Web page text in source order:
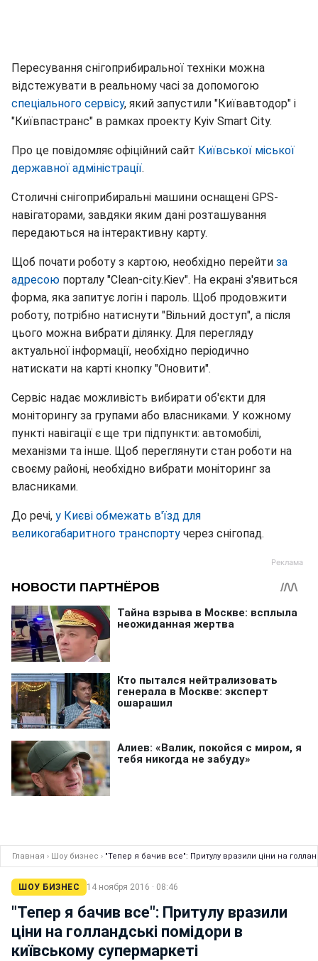
Пересування снігоприбиральної техніки можна
відстежувати в реальному часі за допомогою
спеціального сервісу, який запустили "Київавтодор" і
"Київпастранс" в рамках проекту Kyiv Smart City.
Про це повідомляє офіційний сайт Київської міської
державної адміністрації.
Столичні снігоприбиральні машини оснащені GPS-
навігаторами, завдяки яким дані розташування
передаються на інтерактивну карту.
Щоб почати роботу з картою, необхідно перейти за
адресою порталу "Clean-city.Kiev". На екрані з'явиться
форма, яка запитує логін і пароль. Щоб продовжити
роботу, потрібно натиснути "Вільний доступ", а після
цього можна вибрати ділянку. Для перегляду
актуальної інформації, необхідно періодично
натискати на карті кнопку "Оновити".
Сервіс надає можливість вибирати об'єкти для
моніторингу за групами або власниками. У кожному
пункті навігації є ще три підпункти: автомобілі,
механізми та інше. Щоб переглянути стан роботи на
своєму районі, необхідно вибрати моніторинг за
власниками.
До речі, у Києві обмежать в'їзд для
великогабаритного транспорту через снігопад.
Главная › Шоу бизнес › "Тепер я
ШОУ БИЗНЕС 14 ноября 2016 · 08:46
"Тепер я бачив все": Притулу вразили
ціни на голландські помідори в
київському супермаркеті